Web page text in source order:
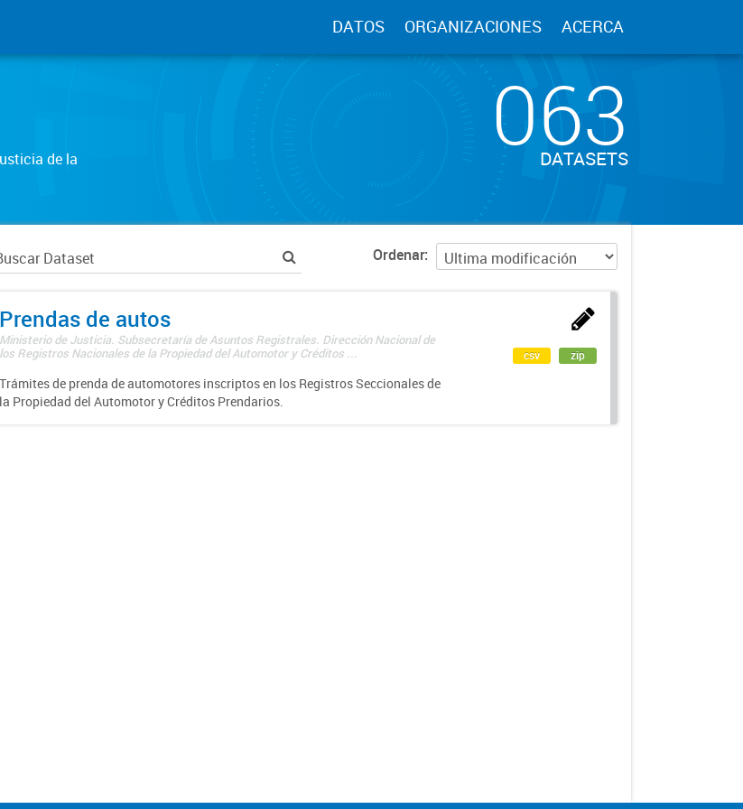
DATOS ORGANIZACIONES ACERCA
de la
063
DATASETS
Ordenar
Prendas de autos
Ministerio de Justicia. Subsecretaría de Asuntos Registrales. Dirección Nacional de
los Registros Nacionales de la Propiedad del Automotor y Créditos ...
Trámites de prenda de automotores inscriptos en los Registros Seccionales de
la Propiedad del Automotor y Créditos Prendarios.
csv zip